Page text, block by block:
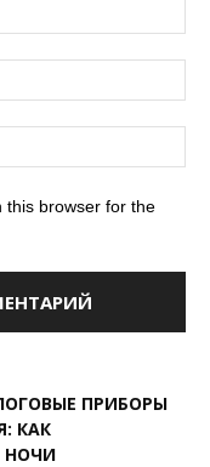
this browser for the
ПРИБОРЫ
КАК
НОЧИ